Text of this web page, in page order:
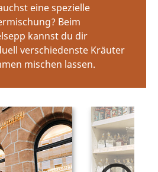
eine spezielle
Beim
kannst du dir
verschiedenste Kräuter
mischen lassen.